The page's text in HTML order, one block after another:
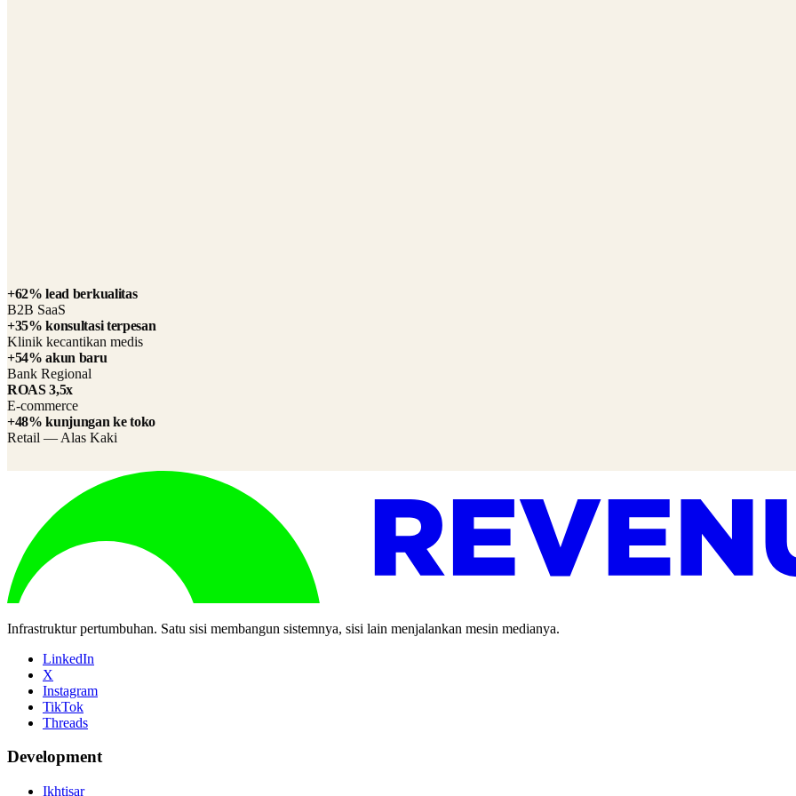
+62% lead berkualitas
B2B SaaS
+35% konsultasi terpesan
Klinik kecantikan medis
+54% akun baru
Bank Regional
ROAS 3,5x
E-commerce
+48% kunjungan ke toko
Retail — Alas Kaki
Infrastruktur pertumbuhan. Satu sisi membangun sistemnya, sisi lain menjalankan mesin medianya.
LinkedIn
X
Instagram
TikTok
Threads
Development
Ikhtisar